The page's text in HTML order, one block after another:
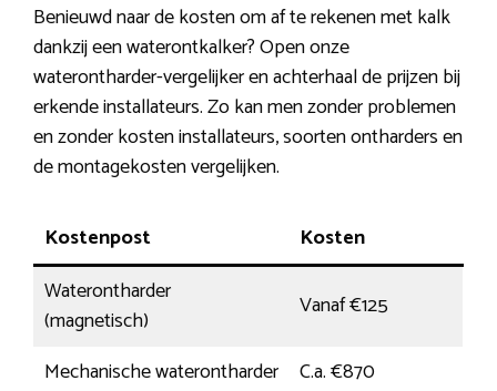
Benieuwd naar de kosten om af te rekenen met kalk
dankzij een waterontkalker? Open onze
waterontharder-vergelijker en achterhaal de prijzen bij
erkende installateurs. Zo kan men zonder problemen
en zonder kosten installateurs, soorten ontharders en
de montagekosten vergelijken.
Kostenpost
Kosten
Waterontharder
(magnetisch)
Vanaf €125
Mechanische waterontharder
C.a. €870